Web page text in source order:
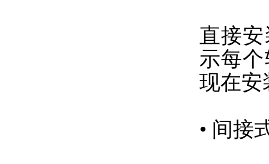
直接
示每
现在安
• 间接